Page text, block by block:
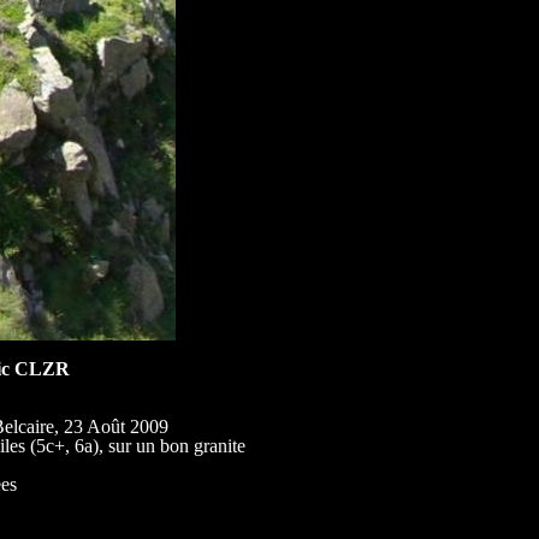
CLZR
23 Août 2009
(5c+, 6a), sur un bon granite